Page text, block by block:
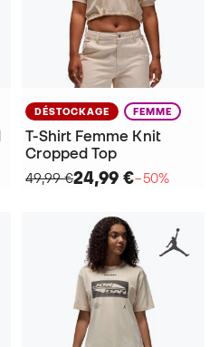
DÉSTOCKAGE FEMME
T-Shirt Femme Knit
Cropped Top
49,99 €24,99 €−50%